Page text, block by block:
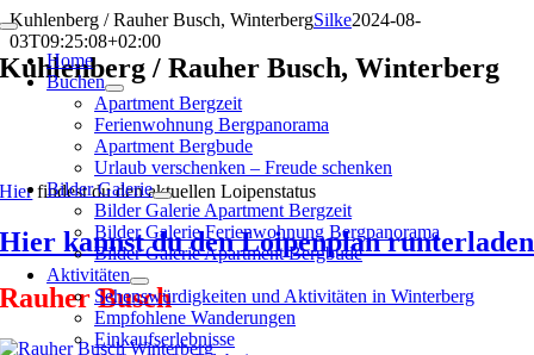
Zum
Inhalt
springen
Toggle
Navigation
Home
Buchen
Apartment Bergzeit
Ferienwohnung Bergpanorama
Apartment Bergbude
Urlaub verschenken – Freude schenken
Bilder Galerie
Bilder Galerie Apartment Bergzeit
Bilder Galerie Ferienwohnung Bergpanorama
Bilder Galerie Apartment Bergbude
Aktivitäten
Sehenswürdigkeiten und Aktivitäten in Winterberg
Empfohlene Wanderungen
Einkaufserlebnisse
Kuhlenberg / Rauher Busch, WinterbergSilke2024-08-
03T09:25:08+02:00
Kuhlenberg / Rauher Busch, Winterberg
Hierfindest du den aktuellen Loipenstatus
Hier kannst du den Loipenplan runterladen
Rauher Busch